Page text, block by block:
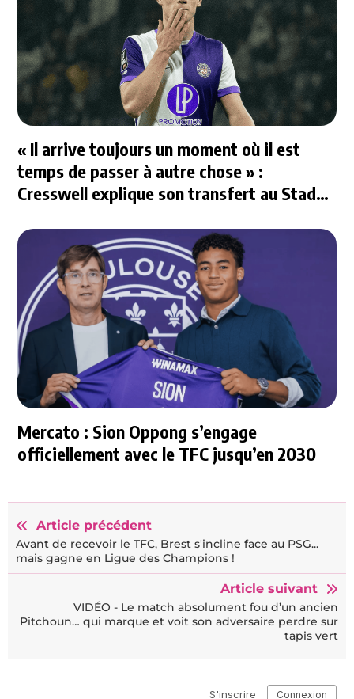
« Il arrive toujours un moment où il est
temps de passer à autre chose » :
Cresswell explique son transfert au Stade
Mercato : Sion Oppong s’engage
officiellement avec le TFC jusqu’en 2030
Article précédent
Avant de recevoir le TFC, Brest s'incline face au PSG...
mais gagne en Ligue des Champions !
Article suivant
VIDÉO - Le match absolument fou d’un ancien
Pitchoun… qui marque et voit son adversaire perdre sur
tapis vert